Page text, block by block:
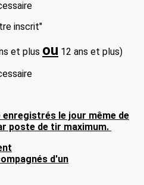
inscrit"
et plus ou 12 ans et plus)
le jour même de
poste de tir maximum.
d'un